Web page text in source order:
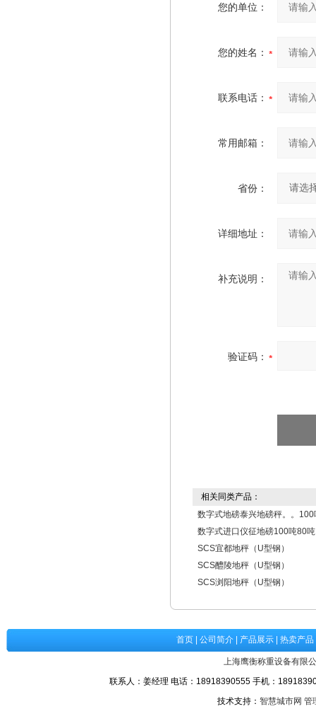
您的单位：
您的姓名：
联系电话：
常用邮箱：
省份：
详细地址：
补充说明：
验证码：
相关同类产品：
数字式地磅泰兴地磅秤。。
数字式进口仪征地磅100吨80
SCS宜都地秤（U型钢）
SCS醴陵地秤（U型钢）
SCS浏阳地秤（U型钢）
首页 公司简介 产品展示 热卖产品
上海鹰衡称重设备有限
联系人：姜经理 电话：18918390555 手机：
技术支持： 智慧城市网 管